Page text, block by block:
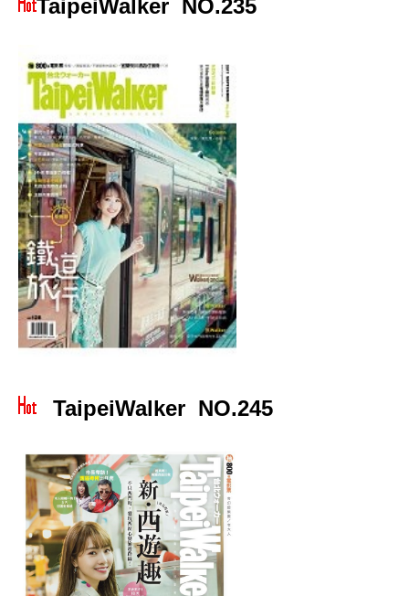
TaipeiWalker NO.235
TaipeiWalker NO.245